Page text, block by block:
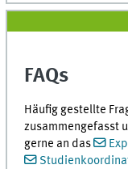
FAQs
Häufig gestellte
zusammengefasst
gerne an das